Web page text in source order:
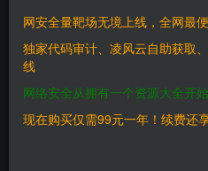
Add Wiki Activity 實現URL驗證
名單中的URL。但驗證只在
們認為其他方案都是無效的，不
if(!e.b(arg8)) {
网安全量靶场无境上线，全网最
独家代码审计、凌风云自助获取
线
网络安全从拥有一个资源大全开始
现在购买仅需99元一年！续费还